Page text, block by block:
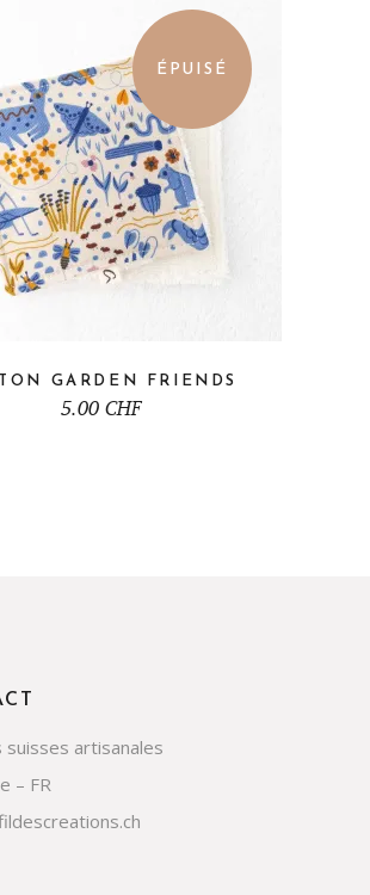
ÉPUISÉ
GARDEN FRIENDS
5.00 CHF
suisses artisanales
– FR